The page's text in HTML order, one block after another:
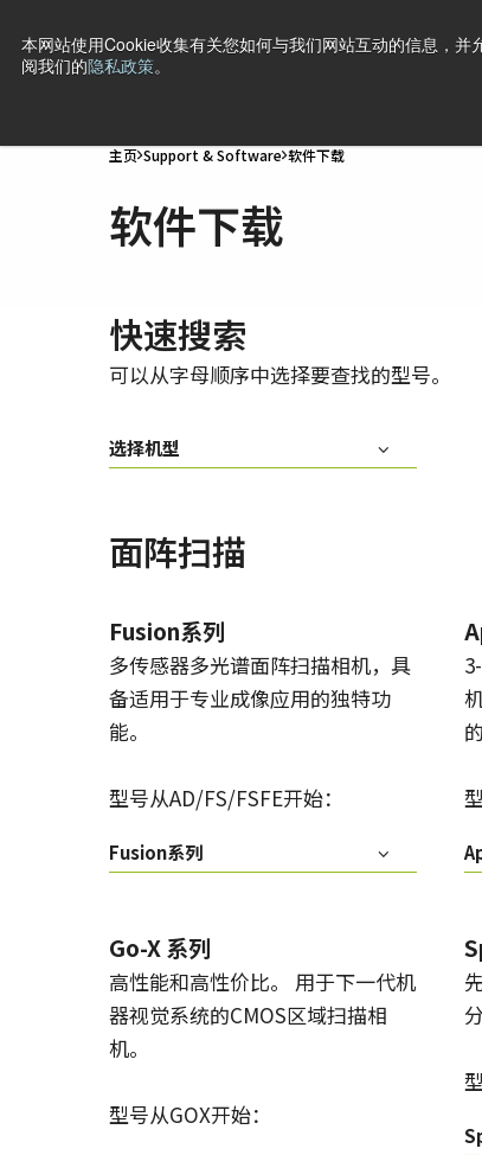
本网站使用Cookie收集有关您如何与我们网站互动的信息，
阅我们的隐私政策。
主页 Support & Software 软件下载
软件下载
快速搜索
可以从字母顺序中选择要查找的型号。
选择机型
面阵扫描
Fusion系列
多传感器多光谱面阵扫描相机，具
备适用于专业成像应用的独特功
能。
型号从AD/FS/FSFE开始：
Fusion系列
Go-X 系列
高性能和高性价比。 用于下一代机
器视觉系统的CMOS区域扫描相
机。
型号从GOX开始：